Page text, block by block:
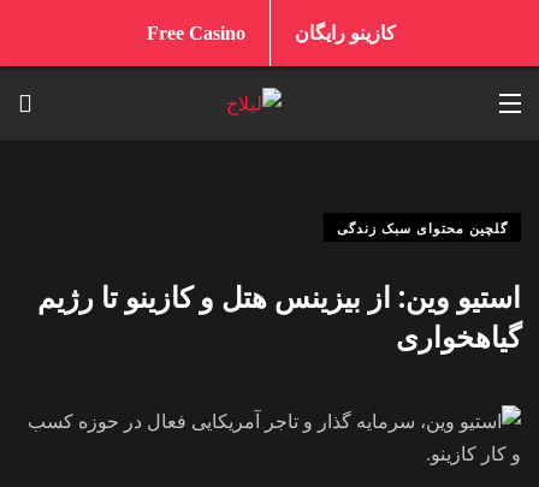
کازینو رایگان Free Casino
گلچین محتوای سبک زندگی
استیو وین: از بیزینس هتل و کازینو تا رژیم
گیاهخواری